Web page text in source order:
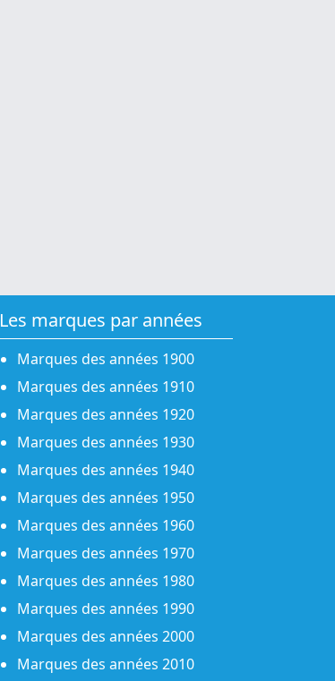
Les marques par années
Marques des années 1900
Marques des années 1910
Marques des années 1920
Marques des années 1930
Marques des années 1940
Marques des années 1950
Marques des années 1960
Marques des années 1970
Marques des années 1980
Marques des années 1990
Marques des années 2000
Marques des années 2010